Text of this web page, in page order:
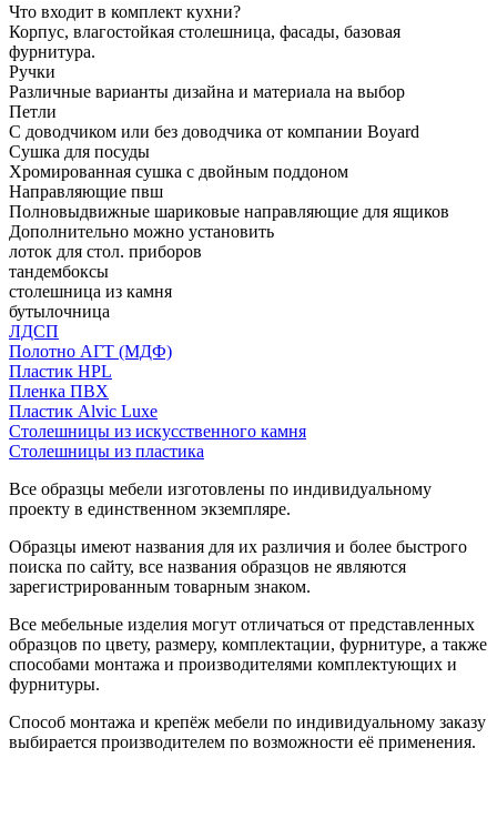
Что входит в комплект кухни?
Корпус, влагостойкая столешница, фасады, базовая
фурнитура.
Ручки
Различные варианты дизайна и материала на выбор
Петли
С доводчиком или без доводчика от компании Boyard
Сушка для посуды
Хромированная сушка с двойным поддоном
Направляющие пвш
Полновыдвижные шариковые направляющие для ящиков
Дополнительно можно установить
лоток для стол. приборов
тандембоксы
столешница из камня
бутылочница
ЛДСП
Полотно АГТ (МДФ)
Пластик HPL
Пленка ПВХ
Пластик Alvic Luxe
Столешницы из искусственного камня
Столешницы из пластика
Все образцы мебели изготовлены по индивидуальному
проекту в единственном экземпляре.
Образцы имеют названия для их различия и более быстрого
поиска по сайту, все названия образцов не являются
зарегистрированным товарным знаком.
Все мебельные изделия могут отличаться от представленных
образцов по цвету, размеру, комплектации, фурнитуре, а также
способами монтажа и производителями комплектующих и
фурнитуры.
Способ монтажа и крепёж мебели по индивидуальному заказу
выбирается производителем по возможности её применения.